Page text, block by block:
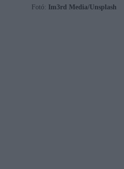
Fotó: Im3rd Media/Unsplash